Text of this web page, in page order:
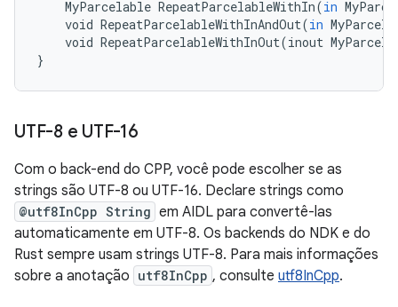
MyParcelable RepeatParcelableWithIn(in
void RepeatParcelableWithInAndOut(in
void RepeatParcelableWithInOut(inout
}
UTF-8 e UTF-16
Com o back-end do CPP, você pode escolher se as
strings são UTF-8 ou UTF-16. Declare strings como
@utf8InCpp String em AIDL para convertê-las
automaticamente em UTF-8. Os backends do NDK e do
Rust sempre usam strings UTF-8. Para mais informações
sobre a anotação utf8InCpp , consulte utf8InCpp.